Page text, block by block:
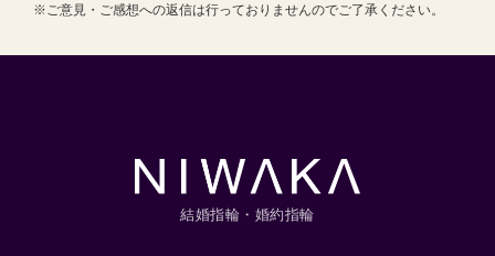
※ご意見・ご感想への返信は行っておりませんのでご了承ください。
結婚指輪・婚約指輪